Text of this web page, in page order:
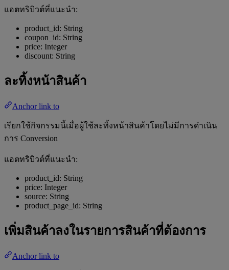
แอตทริบิวต์ที่แนะนำ:
product_id: String
coupon_id: String
price: Integer
discount: String
ละทิ้งหน้าสินค้า
Anchor link to
เรียกใช้กิจกรรมนี้เมื่อผู้ใช้ละทิ้งหน้าสินค้าโดยไม่มีการดำเนิน
การ Conversion
แอตทริบิวต์ที่แนะนำ:
product_id: String
price: Integer
source: String
product_page_id: String
เพิ่มสินค้าลงในรายการสินค้าที่ต้องการ
Anchor link to